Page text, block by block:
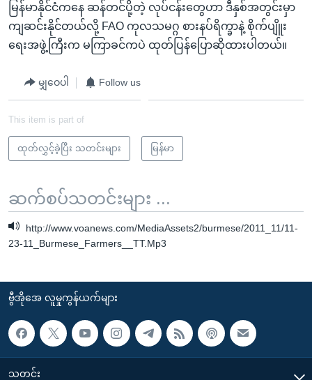
မြန်မာနိုင်ငံကနေ ဆန်တင်ပို့တဲ့ လုပ်ငန်းတွေဟာ ဒီနှစ်အတွင်းမှာ
ကျဆင်းနိုင်တယ်လို့ FAO ကုလသမဂ္ဂ စားနပ်ရိက္ခာနဲ့ စိုက်ပျိူး
ရေးအဖွဲ့ကြီးက မကြာခင်ကပဲ ထုတ်ပြန်ပြောဆိုထားပါတယ်။
မျှဝေပါ Follow us
This item is part of
ထုတ်လွှင့်ခဲ့ပြီး သတင်းများ မြန်မာ
ဆက်စပ်သတင်းများ ...
http://www.voanews.com/MediaAssets2/burmese/2011_11/11-
23-11_Burmese_Farmers__TT.Mp3
ဗွီအိုအေ လူမှုကွန်ယက်များ
သတင်း